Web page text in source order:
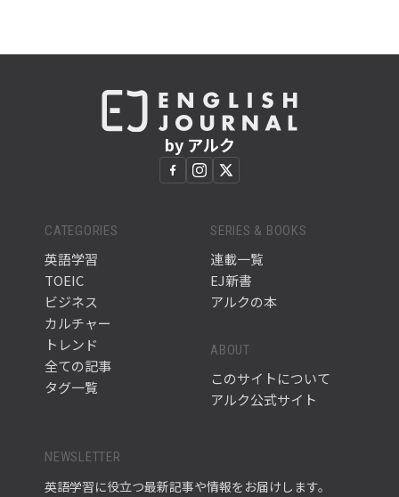
by アルク
CATEGORIES
英語学習
TOEIC
ビジネス
カルチャー
トレンド
全ての記事
タグ一覧
SERIES & BOOKS
連載一覧
EJ新書
アルクの本
ABOUT
このサイトについて
アルク公式サイト
NEWSLETTER
英語学習に役立つ最新記事や情報をお届けします。